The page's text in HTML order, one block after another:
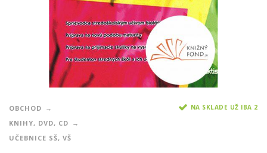
OBCHOD
KNIHY, DVD, CD
UČEBNICE SŠ, VŠ
NA SKLADE UŽ IBA 2